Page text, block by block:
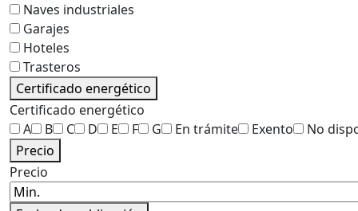
Naves industriales
Garajes
Hoteles
Trasteros
Certificado energético
Certificado energético
A
B C D E F G En trámite Exento
No
Precio
Precio